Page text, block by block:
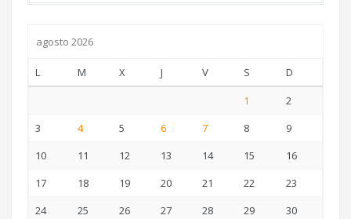
agosto 2026
L M X J V S
D
1
2
3
4 5 6 7 8
9
10
11 12 13 14 15
16
17
18 19 20 21 22
23
24
25 26 27 28 29
30